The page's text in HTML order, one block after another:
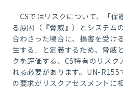
CSではリスクについて、「保
る原因（『脅威』）とシステム
合わさった場合に、損害を受け
生する」と定義するため、脅威
クを評価する、 CS特有のリスク
れる必要があります。 UN-R155
の要求がリスクアセスメントに